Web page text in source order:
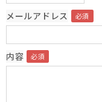
メールアドレス
内容